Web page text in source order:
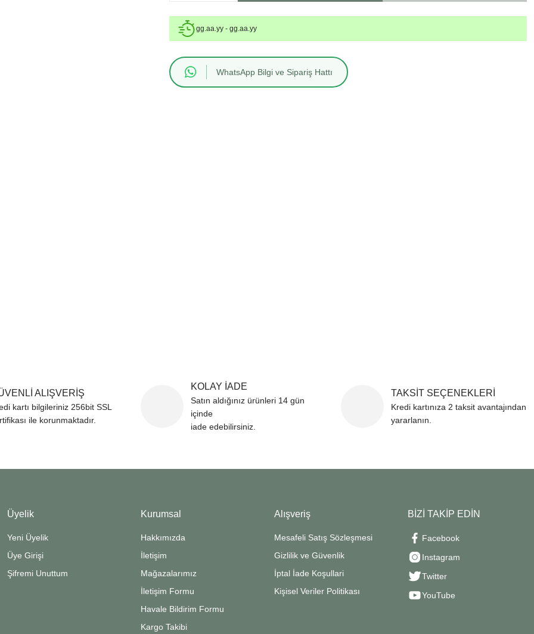
gg.aa.yy - gg.aa.yy
WhatsApp Bilgi ve Sipariş Hattı
ALIŞVERİŞ
kartı bilgileriniz 256bit SSL
ile korunmaktadır.
KOLAY İADE
Satın aldığınız ürünleri 14 gün
içinde
iade edebilirsiniz.
TAKSİT SEÇENEKLERİ
Kredi kartınıza 2 taksit avantajından
yararlanın.
Üyelik
Yeni Üyelik
Üye Girişi
Şifremi Unuttum
Kurumsal
Hakkımızda
İletişim
Mağazalarımız
İletişim Formu
Havale Bildirim Formu
Kargo Takibi
Alışveriş
Mesafeli Satış Sözleşmesi
Gizlilik ve Güvenlik
İptal İade Koşullari
Kişisel Veriler Politikası
BİZİ TAKİP EDİN
Facebook
Instagram
Twitter
YouTube